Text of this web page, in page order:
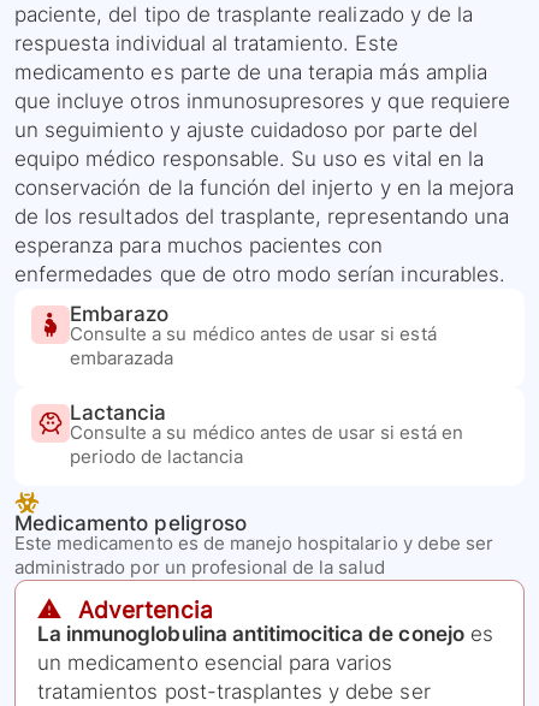
paciente, del tipo de trasplante realizado y de la
respuesta individual al tratamiento. Este
medicamento es parte de una terapia más amplia
que incluye otros inmunosupresores y que requiere
un seguimiento y ajuste cuidadoso por parte del
equipo médico responsable. Su uso es vital en la
conservación de la función del injerto y en la mejora
de los resultados del trasplante, representando una
esperanza para muchos pacientes con
enfermedades que de otro modo serían incurables.
Embarazo
Consulte a su médico antes de usar si está
embarazada
Lactancia
Consulte a su médico antes de usar si está en
periodo de lactancia
Medicamento peligroso
Este medicamento es de manejo hospitalario y debe ser
administrado por un profesional de la salud
⚠️ Advertencia
La inmunoglobulina antitimocitica de conejoes
un medicamento esencial para varios
tratamientos post-trasplantes y debe ser